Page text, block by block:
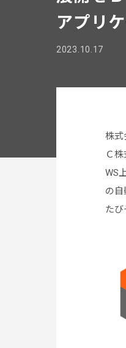
アプリ
2023.10.17
株式
Ｃ
WS
の
たび